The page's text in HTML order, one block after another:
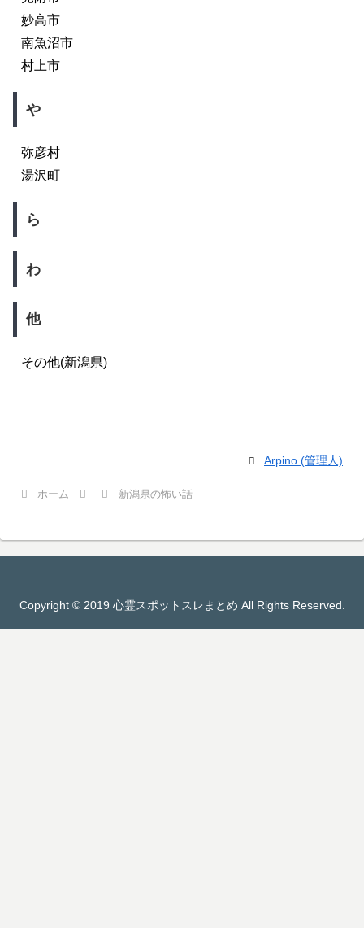
妙高市
南魚沼市
村上市
や
弥彦村
湯沢町
ら
わ
他
その他(新潟県)
Arpino (管理人)
ホーム 新潟県の怖い話
Copyright © 2019 心霊スポットスレまとめ All Rights Reserved.